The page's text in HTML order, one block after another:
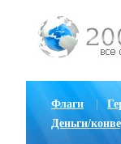
Флаги
Деньги/